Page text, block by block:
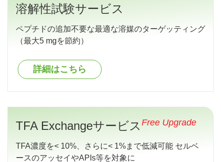
溶解性試験サービス
ペプチドの追加不要な最適な溶媒のターゲッティング
（最大5 mgを節約）
詳細はこちら
TFA Exchangeサービス Free Upgrade
TFA濃度を< 10%、さらに< 1%まで低減可能 セルベ
ースのアッセイやAPIs等を対象に